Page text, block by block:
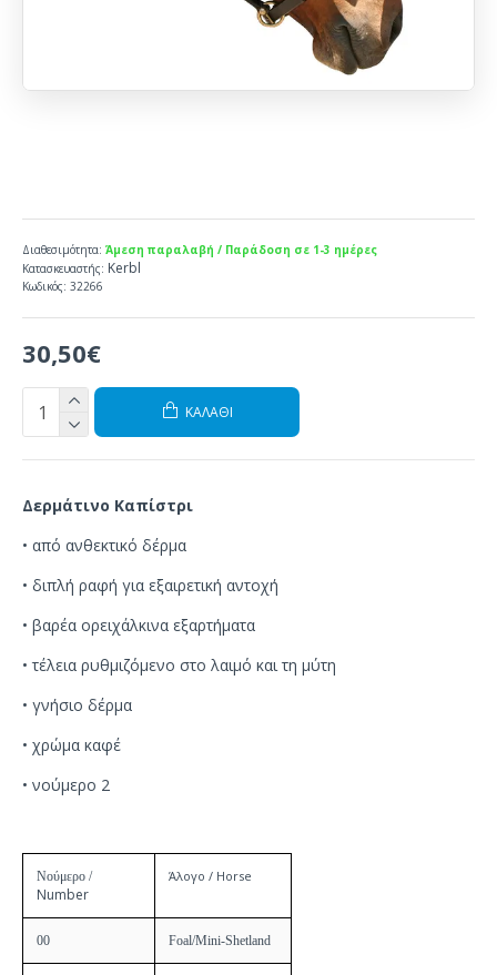
30,50€
Διαθεσιμότητα: Άμεση παραλαβή / Παράδοση σε 1-3 ημέρες
Κατασκευαστής: Kerbl
Κωδικός: 32266
ΚΑΛΆΘΙ
Δερμάτινο Καπίστρι
• από ανθεκτικό δέρμα
• διπλή ραφή για εξαιρετική αντοχή
• βαρέα ορειχάλκινα εξαρτήματα
• τέλεια ρυθμιζόμενο στο λαιμό και τη μύτη
• γνήσιο δέρμα
• χρώμα καφέ
• νούμερο 2
Νούμερο /
Number
Άλογο / Horse
00 Foal/Mini-Shetland